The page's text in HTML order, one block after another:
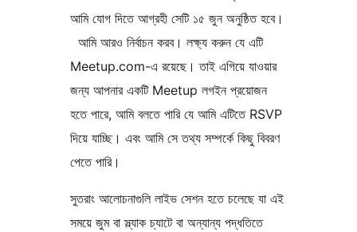
আমি যোগ দিতে আগ্রহী সেটি ১৫ জুন অনুষ্ঠিত হবে।
আমি আরও নির্বাচন করব। লক্ষ্য করুন যে এটি
Meetup.com-এ রয়েছে। তাই এগিয়ে যাওয়ার
জন্য আপনার একটি Meetup লগইন প্রয়োজন
হতে পারে, আমি বলতে পারি যে আমি এটিতে RSVP
দিয়ে যাচ্ছি। এবং আমি সে তথ্য সম্পর্কে কিছু বিবরণ
পেতে পারি।
সুতরাং আলোচনাগুলি লাইভ সেশন হতে চলেছে যা এই
সময়ে জুম বা স্ল্যাক চ্যাটে বা অন্যান্য পদ্ধতিতে